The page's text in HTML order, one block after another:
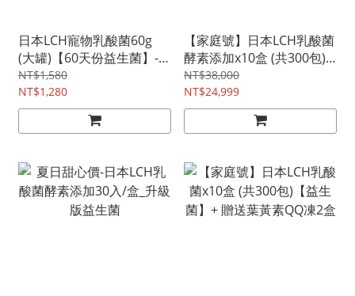
日本LCH寵物乳酸菌60g
(大罐)【60天份益生菌】-
貓犬通用
NT$1,580
NT$1,280
【家庭號】日本LCH乳酸菌
酵素添加x10盒 (共300包)
【益生菌】
NT$38,000
NT$24,999